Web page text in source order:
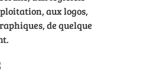
aux logos,
de quelque